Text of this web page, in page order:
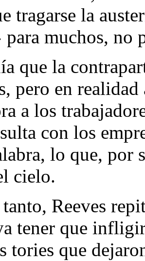
tragarse la
muchos, no
que la
pero en realidad
a los
con los
lo que, por
cielo.
Reeves
tener que
tories que